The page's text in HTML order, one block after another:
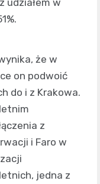
udziałem w
że w
on podwoić
do i z Krakowa.
z
i Faro w
jedna z